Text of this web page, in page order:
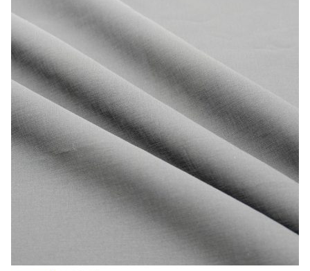
用途から探す
機能性から探す
会員様メニュー
ログイ
お気に入
り
発注履
歴
ご利用ガイ
ド
問い合わせ